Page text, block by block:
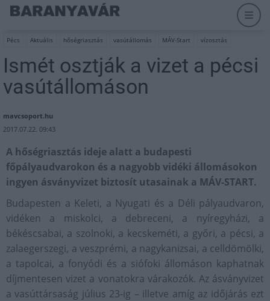
Pécs Aktuális hőségriasztás vasútállomás MÁV-Start vízosztás
Ismét osztják a vizet a pécsi
vasútállomáson
mavcsoport.hu
2017.07.22. 09:43
A hőségriasztás ideje alatt a budapesti
főpályaudvarokon és a nagyobb vidéki állomásokon
ingyen ásványvizet biztosít utasainak a MÁV-START.
Budapesten a Keleti, a Nyugati és a Déli pályaudvaron,
vidéken a miskolci, a debreceni, a nyíregyházi, a
békéscsabai, a szolnoki, a kecskeméti, a győri, a pécsi, a
zalaegerszegi, a veszprémi, a nagykanizsai, a celldömölki,
a tapolcai, a fonyódi és a siófoki állomáson kaphatnak
díjmentesen vizet a vonatokra várakozók. Az ásványvizet
a vasúttársaság július 23-ig – illetve amíg az időjárás ezt